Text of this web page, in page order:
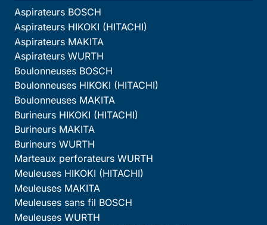
Aspirateurs BOSCH
Aspirateurs HIKOKI (HITACHI)
Aspirateurs MAKITA
Aspirateurs WURTH
Boulonneuses BOSCH
Boulonneuses HIKOKI (HITACHI)
Boulonneuses MAKITA
Burineurs HIKOKI (HITACHI)
Burineurs MAKITA
Burineurs WURTH
Marteaux perforateurs WURTH
Meuleuses HIKOKI (HITACHI)
Meuleuses MAKITA
Meuleuses sans fil BOSCH
Meuleuses WURTH